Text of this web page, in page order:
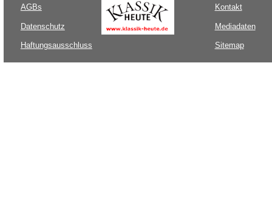
AGBs
Datenschutz
Haftungsausschluss
Kontakt
Mediadaten
Sitemap